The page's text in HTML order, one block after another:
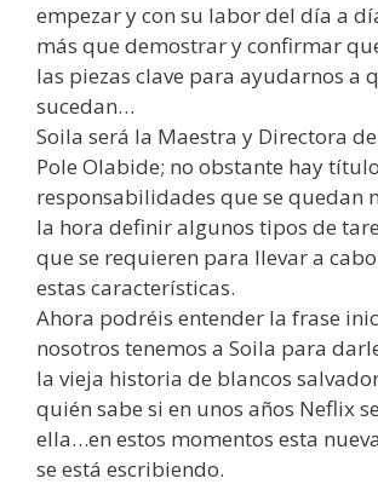
empezar y con su labor del día a
más que demostrar y confirmar
las piezas clave para ayudarnos a
sucedan…
Soila será la Maestra y Directora
Pole Olabide; no obstante hay
responsabilidades que se quedan
la hora definir algunos tipos de
que se requieren para llevar a
estas características.
Ahora podréis entender la frase
nosotros tenemos a Soila para
la vieja historia de blancos
quién sabe si en unos años Neflix
ella…en estos momentos esta
se está escribiendo.